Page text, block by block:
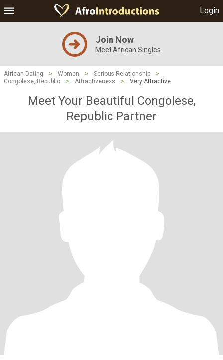
Login
Join Now
Meet African Singles
African Dating > Women > Serious Relationship
>
Congolese, Republic
> Attractiveness > Very Attractive
Meet Your Beautiful Congolese,
Republic Partner